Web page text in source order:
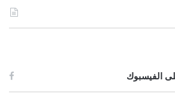
الفيسبوك